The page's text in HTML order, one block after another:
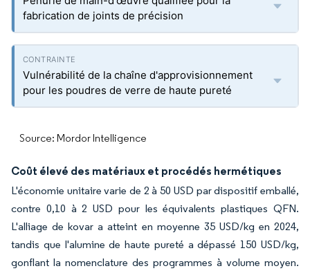
fabrication de joints de précision
Vulnérabilité de la chaîne d'approvisionnement
pour les poudres de verre de haute pureté
Source: Mordor Intelligence
Coût élevé des matériaux et procédés hermétiques
L'économie unitaire varie de 2 à 50 USD par dispositif emballé,
contre 0,10 à 2 USD pour les équivalents plastiques QFN.
L'alliage de kovar a atteint en moyenne 35 USD/kg en 2024,
tandis que l'alumine de haute pureté a dépassé 150 USD/kg,
gonflant la nomenclature des programmes à volume moyen.